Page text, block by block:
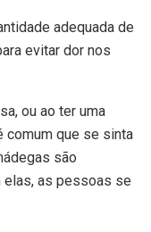
adequada de
evitar dor nos
ou ao ter uma
comum que se sinta
são
as pessoas se